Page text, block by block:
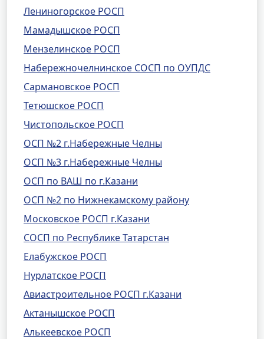
Лениногорское РОСП
Мамадышское РОСП
Мензелинское РОСП
Набережночелнинское СОСП по ОУПДС
Сармановское РОСП
Тетюшское РОСП
Чистопольское РОСП
ОСП №2 г.Набережные Челны
ОСП №3 г.Набережные Челны
ОСП по ВАШ по г.Казани
ОСП №2 по Нижнекамскому району
Московское РОСП г.Казани
СОСП по Республике Татарстан
Елабужское РОСП
Нурлатское РОСП
Авиастроительное РОСП г.Казани
Актанышское РОСП
Алькеевское РОСП